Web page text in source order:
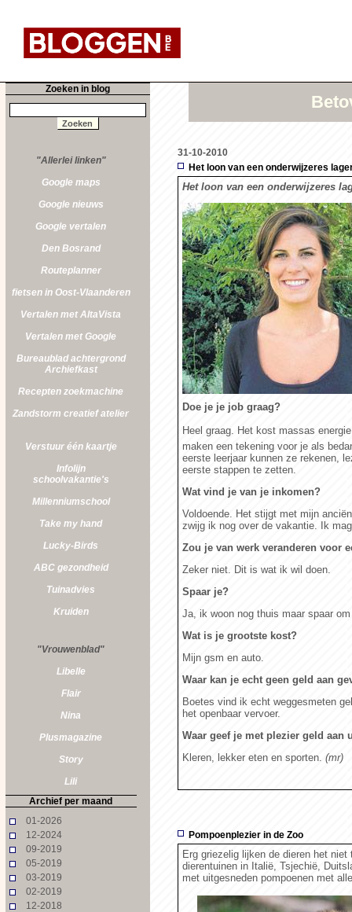
Zoeken in blog
"Allerlei linken"
Google maps
Google nieuws
Google vertalen
Den Bosrand
Routeplanner
fietsen in Oost-Vlaanderen
Vertalen met AltaVista
Vertalen met Google
Bureaublad achtergrond
Archiefkast
Recepten zoekmachine
Zandstorm creatief atelier
Verstuur één kaartje
Infolijn
schoolvakantie's
Millenniumschool
Take my hand
Lucky-Birds
ABC gezondheid
Tuinadvies
Kruiden
"Vrouwenblad"
Libelle
Flair
Nina
Plusmagazine
Story
Lili
Archief per maand
01-2026
12-2024
09-2019
05-2019
03-2019
02-2019
12-2018
31-10-2010
Het loon van een onderwijzeres
Het loon van een onderwijzeres
Doe je je job graag?
Heel graag. Het kost massas
maken een tekening voor je als
eerste leerjaar kunnen ze rekenen,
eerste stappen te zetten.
Wat vind je van je inkomen?
Voldoende. Het stijgt met mijn
zwijg ik nog over de vakantie. Ik
Zou je van werk veranderen voor
Zeker niet. Dit is wat ik wil doen.
Spaar je?
Ja, ik woon nog thuis maar spaar
Wat is je grootste kost?
Mijn gsm en auto.
Waar kan je echt geen geld aan
Boetes vind ik echt weggesmeten
het openbaar vervoer.
Waar geef je met plezier geld aan
Kleren, lekker eten en sporten. (mr)
Pompoenplezier in de Zoo
Erg griezelig lijken de dieren het
dierentuinen in Italië, Tsjechië,
met uitgesneden pompoenen met